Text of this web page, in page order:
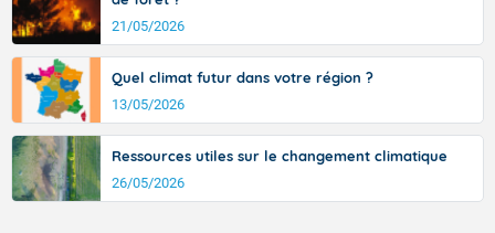
21/05/2026
Quel climat futur dans votre région ?
13/05/2026
Ressources utiles sur le changement climatique
26/05/2026